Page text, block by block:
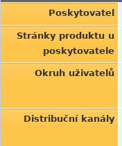
Poskytovatel
Stránky produktu u
poskytovatele
Okruh uživatelů
Distribuční kanály